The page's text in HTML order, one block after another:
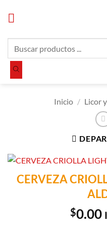
productos
Inicio / Licor
CERVEZA
$0.00